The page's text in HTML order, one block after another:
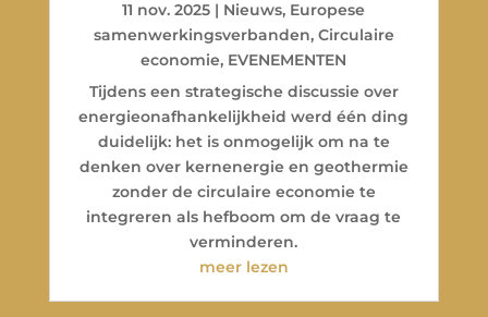
11 nov. 2025 | Nieuws, Europese
samenwerkingsverbanden, Circulaire
economie, EVENEMENTEN
Tijdens een strategische discussie over
energieonafhankelijkheid werd één ding
duidelijk: het is onmogelijk om na te
denken over kernenergie en geothermie
zonder de circulaire economie te
integreren als hefboom om de vraag te
verminderen.
meer lezen